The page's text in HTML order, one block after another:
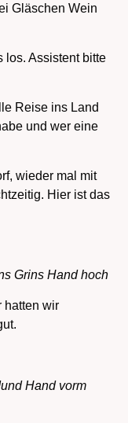
Gläschen Wein
los. Assistent bitte
Reise ins Land
und wer eine
wieder mal mit
Hier ist das
Hand hoch
hatten wir
Hand vorm